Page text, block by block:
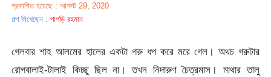
প্রকাশিত হয়েছে : আগস্ট 29, 2020
গল্প লিখেছেন :পাপড়ি রহমান
গেলবার শাহ আলমের হালের একটা গরু ধপ করে মরে গেল। অথচ গরুটার
রোগবালাই-টালাই কিচ্ছু ছিল না। তখন নিদারুণ চৈত্রমাস। মাথার তালু